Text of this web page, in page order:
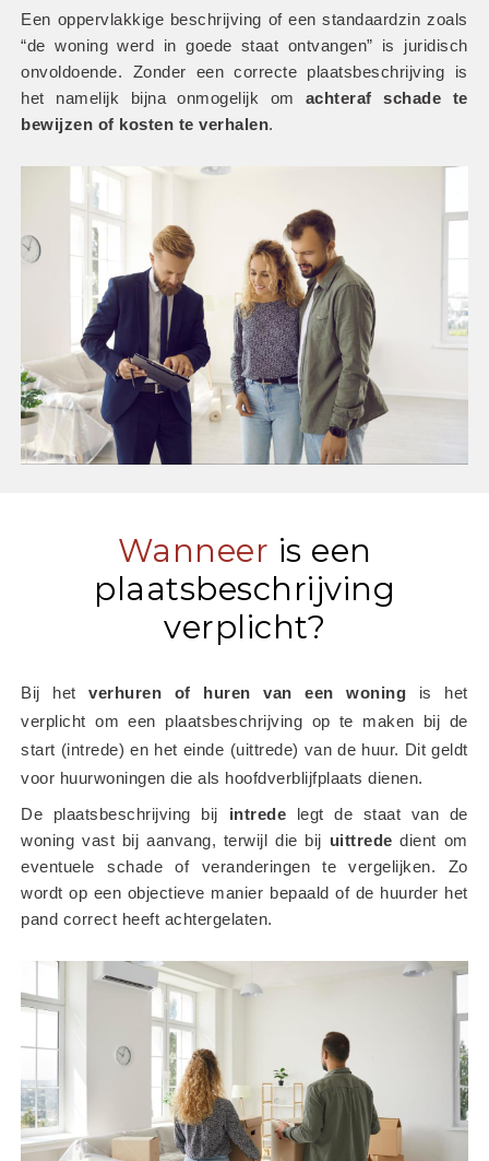
Een oppervlakkige beschrijving of een standaardzin zoals
“de woning werd in goede staat ontvangen” is juridisch
onvoldoende. Zonder een correcte plaatsbeschrijving is
het namelijk bijna onmogelijk om
achteraf schade te
bewijzen of kosten te verhalen.
Wanneer is een
plaatsbeschrijving
verplicht?
Bij het verhuren of huren van een woning is het
verplicht om een plaatsbeschrijving op te maken bij de
start (intrede) en het einde (uittrede) van de huur. Dit geldt
voor huurwoningen die als hoofdverblijfplaats dienen.
De plaatsbeschrijving bij intrede legt de staat van de
woning vast bij aanvang, terwijl die bij uittrede dient om
eventuele schade of veranderingen te vergelijken. Zo
wordt op een objectieve manier bepaald of de huurder het
pand correct heeft achtergelaten.